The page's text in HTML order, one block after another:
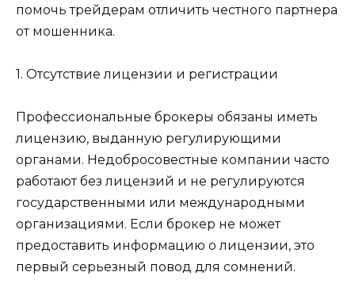
помочь трейдерам отличить честного партнера
от мошенника.
1. Отсутствие лицензии и регистрации
Профессиональные брокеры обязаны иметь
лицензию, выданную регулирующими
органами. Недобросовестные компании часто
работают без лицензий и не регулируются
государственными или международными
организациями. Если брокер не может
предоставить информацию о лицензии, это
первый серьезный повод для сомнений.